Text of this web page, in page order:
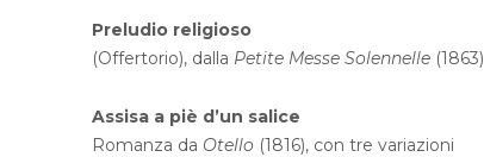
Preludio religioso
(Offertorio), dalla Petite Messe Solennelle (1863)
Assisa a piè d’un salice
Romanza da Otello (1816), con tre variazioni